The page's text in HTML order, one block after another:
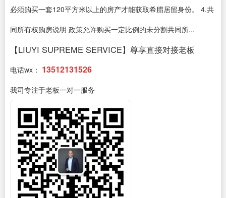
必须购买一套120平方米以上的房产才能获取希腊居留身份。 4.共
同所有权购房说明 政策允许购买一定比例的未分割共同所...
【LIUYI SUPREME SERVICE】尊享直接对接老板
电话wx： 13512131526
我司专注于老板一对一服务